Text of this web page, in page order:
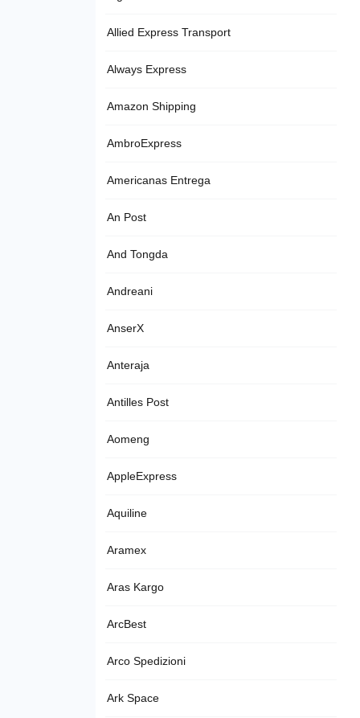
Allied Express Transport
Always Express
Amazon Shipping
AmbroExpress
Americanas Entrega
An Post
And Tongda
Andreani
AnserX
Anteraja
Antilles Post
Aomeng
AppleExpress
Aquiline
Aramex
Aras Kargo
ArcBest
Arco Spedizioni
Ark Space